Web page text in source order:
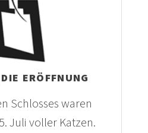
ERÖFFNUNG
Schlosses waren
Juli voller Katzen.